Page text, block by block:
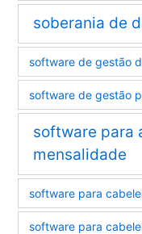
soberania de
software de gestão
software de gestão
software para
mensalidade
software para
software para